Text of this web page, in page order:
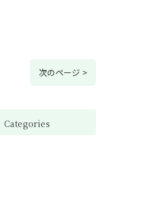
次のページ >
Categories